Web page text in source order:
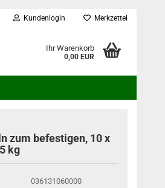
Kundenlogin Merkzettel
Ihr Warenkorb
0,00 EUR
zum befestigen, 10 x
kg
036131060000